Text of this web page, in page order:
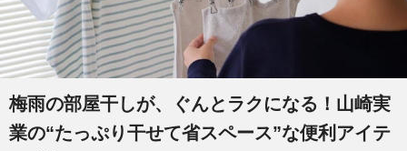
梅雨の部屋干しが、ぐんとラクになる！山崎実
業の“たっぷり干せて省スペース”な便利アイテ